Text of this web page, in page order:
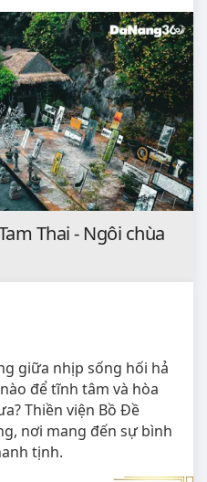
Thai - Ngôi chùa
giữa nhịp sống hối hả
để tĩnh tâm và hòa
Thiền viện Bồ Đề
nơi mang đến sự bình
tịnh.